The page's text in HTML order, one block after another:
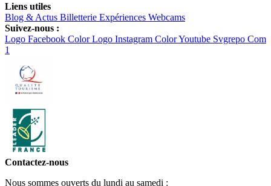
Liens utiles
Blog & Actus Billetterie Expériences Webcams
Suivez-nous :
Logo Facebook Color Logo Instagram ColorYoutube Svgrepo Com
1
Contactez-nous
Nous sommes ouverts du lundi au samedi :